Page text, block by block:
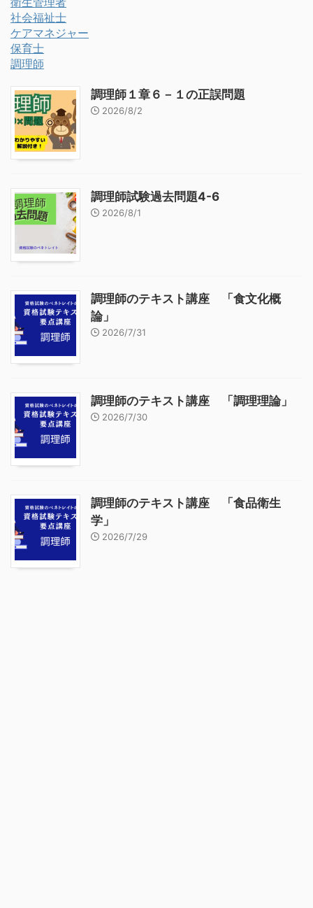
社会福祉士
ケアマネジャー
保育士
調理師
調理師１章６－１の正誤問題
2026/8/2
調理師試験過去問題4-6
2026/8/1
調理師のテキスト講座 「食文化概
論」
2026/7/31
調理師のテキスト講座 「調理理論」
2026/7/30
調理師のテキスト講座 「食品衛生
学」
2026/7/29